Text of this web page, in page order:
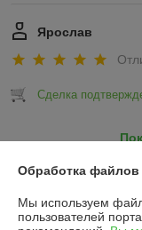
Ярослав
Сделка
О нас
Обработка
Мы используем
пользователей